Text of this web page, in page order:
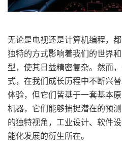
无论是电视还是计算机编程，
独特的方式影响着我们的世界
型，使其日益精密复杂。然而
式，在我们成长历程中不断兴
体验，但它们皆基于一套基本
机器，它们能够捕捉潜在的预
的独特视角，工业设计、软件
能化发展的衍生所在。